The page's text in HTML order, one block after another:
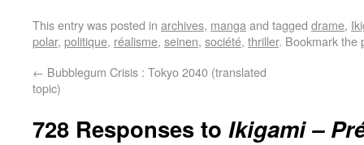
This entry was posted in archives, manga and tagged drame,
polar, politique, réalisme, seinen, société, thriller. Bookmark the
← Bubblegum Crisis : Tokyo 2040 (translated
topic)
728 Responses to Ikigami –